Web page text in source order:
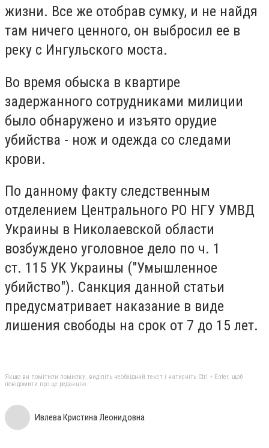
жизни. Все же отобрав сумку, и не найдя
там ничего ценного, он выбросил ее в
реку с Ингульского моста.
Во время обыска в квартире
задержанного сотрудниками милиции
было обнаружено и изъято орудие
убийства - нож и одежда со следами
крови.
По данному факту следственным
отделением Центрального РО НГУ УМВД
Украины в Николаевской области
возбуждено уголовное дело по ч. 1
ст. 115 УК Украины ("Умышленное
убийство"). Санкция данной статьи
предусматривает наказание в виде
лишения свободы на срок от 7 до 15 лет.
Якщо ви помітили помилку, виділіть необхідний текст і натисніть Ctrl + Enter, щоб
повідомити про це редакцію
Ивлева Кристина Леонидовна